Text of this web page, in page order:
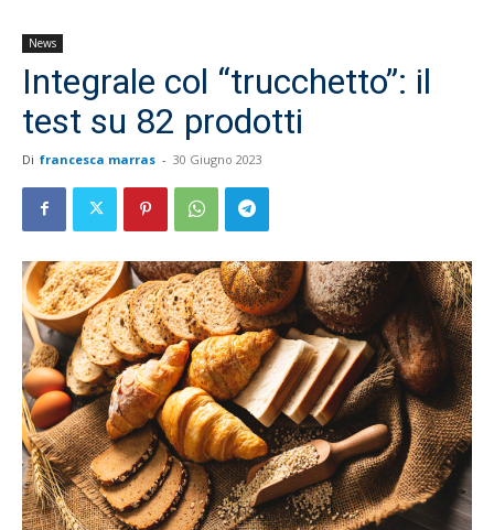
News
Integrale col “trucchetto”: il
test su 82 prodotti
Di francesca marras - 30 Giugno 2023